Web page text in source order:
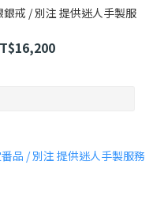
戒 / 別注 提供迷人手製服